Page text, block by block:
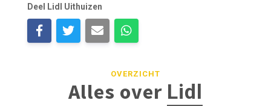
Deel Lidl Uithuizen
OVERZICHT
Alles over Lidl